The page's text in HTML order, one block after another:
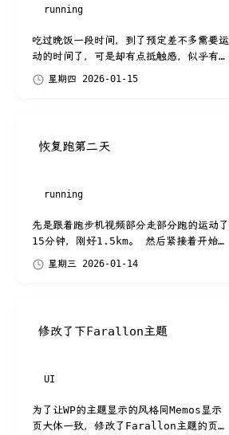
running
吃过晚饭一段时间，到了预定差不多需要运
动的时间了，可是却有点抵触感，似乎有那
么一种想拒绝继续运动的倦怠感，不过因为
是室内跑，就在阳台，不用出门，出...
星期四 2026-01-15
恢复跑第二天
running
先是跟着跑步机视频部分走部分跑的运动了
15分钟，刚好1.5km。 然后紧接着开始自
己跑，速度最初设置到8km/h，想着够慢的
了，没想到很快心率就失控到了170
星期三 2026-01-14
修改了下Farallon主题
UI
为了让WP的主题显示的风格同Memos显示
页大体一致，修改了Farallon主题的页面